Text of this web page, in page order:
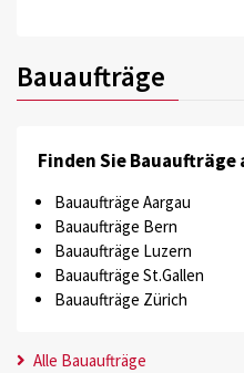
Bauaufträge
Finden Sie Bauaufträge
Bauaufträge Aargau
Bauaufträge Bern
Bauaufträge Luzern
Bauaufträge St.Gallen
Bauaufträge Zürich
Alle Bauaufträge